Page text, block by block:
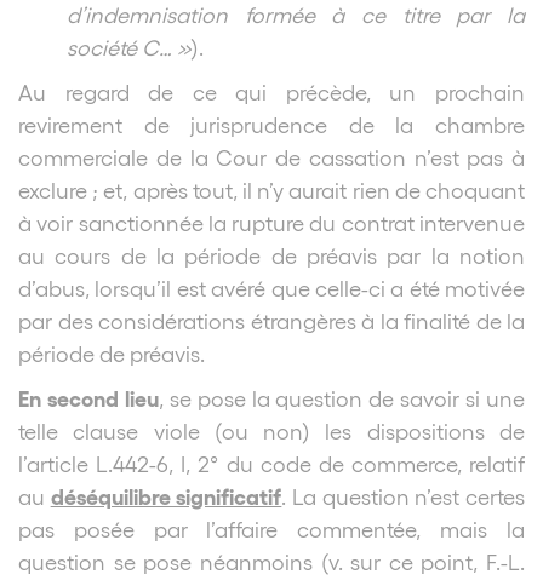
d’indemnisation formée à ce titre par la
société C… »).
Au regard de ce qui précède, un prochain
revirement de jurisprudence de la chambre
commerciale de la Cour de cassation n’est pas à
exclure ; et, après tout, il n’y aurait rien de choquant
à voir sanctionnée la rupture du contrat intervenue
au cours de la période de préavis par la notion
d’abus, lorsqu’il est avéré que celle-ci a été motivée
par des considérations étrangères à la finalité de la
période de préavis.
En second lieu, se pose la question de savoir si une
telle clause viole (ou non) les dispositions de
l’article L.442-6, I, 2° du code de commerce, relatif
au déséquilibre significatif . La question n’est certes
pas posée par l’affaire commentée, mais la
question se pose néanmoins (v. sur ce point, F.-L.